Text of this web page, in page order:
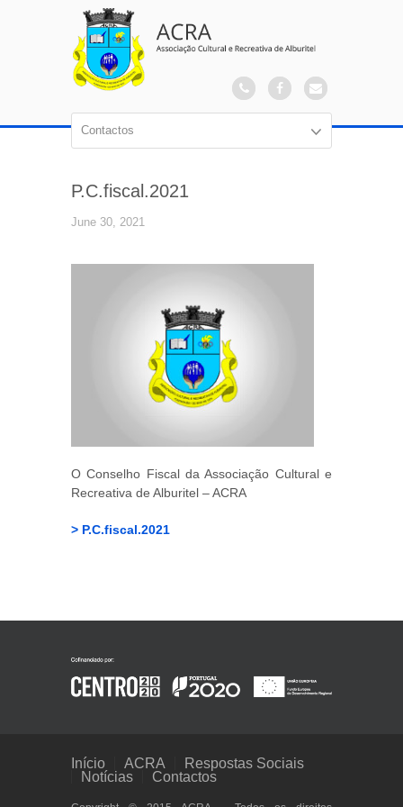
P.C.fiscal.2021
June 30, 2021
O Conselho Fiscal da Associação Cultural e
Recreativa de Alburitel – ACRA
> P.C.fiscal.2021
Início ACRA
Respostas Sociais
Notícias
Contactos